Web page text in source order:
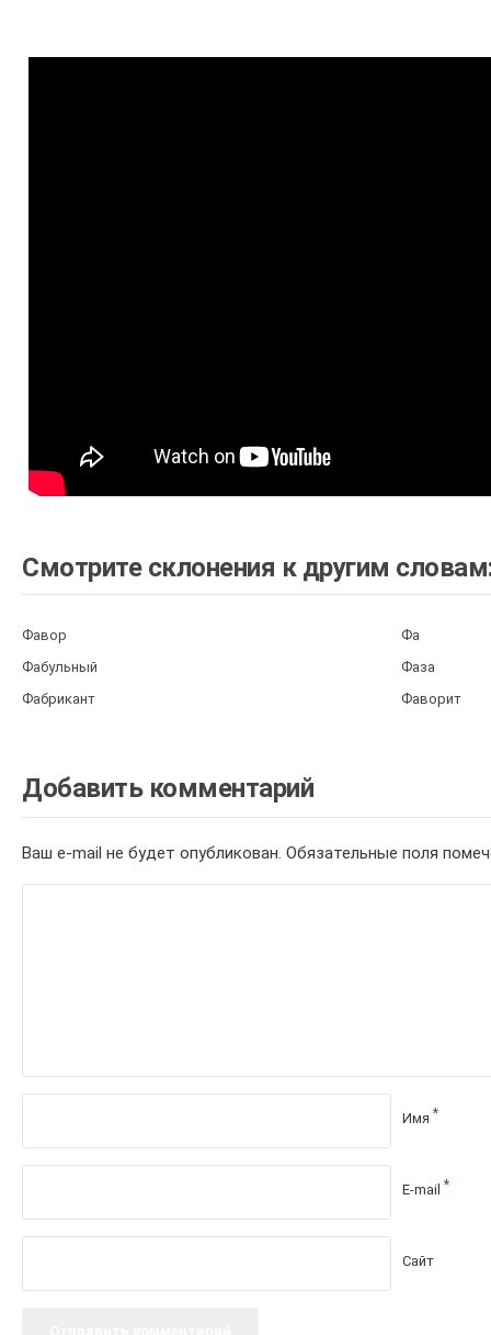
Смотрите склонения к другим
Фавор
Фа
Фабульный
Фаза
Фабрикант
Фаворит
Добавить комментарий
Ваш e-mail не будет опубликован. Обязательные поля
Имя *
E-mail *
Сайт